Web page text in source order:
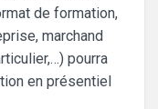
de formation,
marchand
pourra
en présentiel